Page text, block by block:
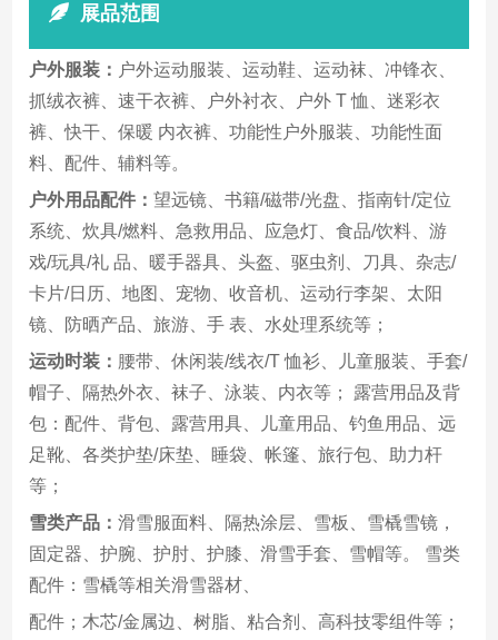
展品范围
户外服装： 户外运动服装、运动鞋、运动袜、冲锋衣、
抓绒衣裤、速干衣裤、户外衬衣、户外 T 恤、迷彩衣
裤、快干、保暖 内衣裤、功能性户外服装、功能性面
料、配件、辅料等。
户外用品配件：望远镜、书籍/磁带/光盘、指南针/定位
系统、炊具/燃料、急救用品、应急灯、食品/饮料、游
戏/玩具/礼 品、暖手器具、头盔、驱虫剂、刀具、杂志/
卡片/日历、地图、宠物、收音机、运动行李架、太阳
镜、防晒产品、旅游、手 表、水处理系统等；
运动时装： 腰带、休闲装/线衣/T 恤衫、儿童服装、手套/
帽子、隔热外衣、袜子、泳装、内衣等； 露营用品及背
包：配件、背包、露营用具、儿童用品、钓鱼用品、远
足靴、各类护垫/床垫、睡袋、帐篷、旅行包、助力杆
等；
雪类产品：滑雪服面料、隔热涂层、雪板、雪橇雪镜，
固定器、护腕、护肘、护膝、滑雪手套、雪帽等。 雪类
配件：雪橇等相关滑雪器材、
配件；木芯/金属边、树脂、粘合剂、高科技零组件等；